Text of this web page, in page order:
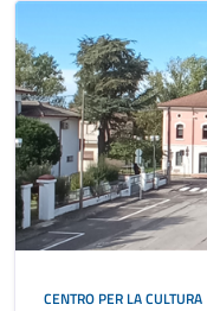
CENTRO PER LA CULTURA